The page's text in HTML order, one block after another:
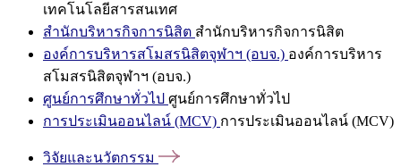
เทคโนโลยีสารสนเทศ
สำนักบริหารกิจการนิสิต สำนักบริหารกิจการนิสิต
องค์การบริหารสโมสรนิสิตจุฬาฯ (อบจ.) องค์การบริหาร
สโมสรนิสิตจุฬาฯ (อบจ.)
ศูนย์การศึกษาทั่วไป ศูนย์การศึกษาทั่วไป
การประเมินออนไลน์ (MCV) การประเมินออนไลน์ (MCV)
วิจัยและนวัตกรรม